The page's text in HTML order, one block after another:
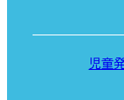
児童